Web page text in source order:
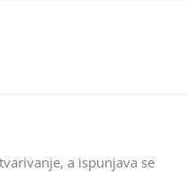
a ispunjava se